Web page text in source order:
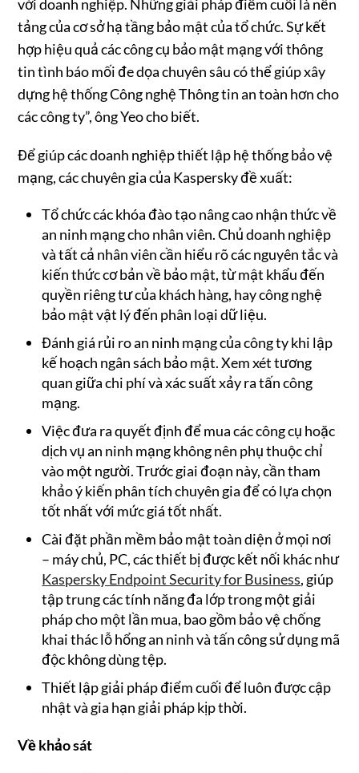
với doanh nghiệp. Những giải pháp điểm cuối là nền
tảng của cơ sở hạ tầng bảo mật của tổ chức. Sự kết
hợp hiệu quả các công cụ bảo mật mạng với thông
tin tình báo mối đe dọa chuyên sâu có thể giúp xây
dựng hệ thống Công nghệ Thông tin an toàn hơn cho
các công ty”, ông Yeo cho biết.
Để giúp các doanh nghiệp thiết lập hệ thống bảo vệ
mạng, các chuyên gia của Kaspersky đề xuất:
Tổ chức các khóa đào tạo nâng cao nhận thức về
an ninh mạng cho nhân viên. Chủ doanh nghiệp
và tất cả nhân viên cần hiểu rõ các nguyên tắc và
kiến thức cơ bản về bảo mật, từ mật khẩu đến
quyền riêng tư của khách hàng, hay công nghệ
bảo mật vật lý đến phân loại dữ liệu.
Đánh giá rủi ro an ninh mạng của công ty khi lập
kế hoạch ngân sách bảo mật. Xem xét tương
quan giữa chi phí và xác suất xảy ra tấn công
mạng.
Việc đưa ra quyết định để mua các công cụ hoặc
dịch vụ an ninh mạng không nên phụ thuộc chỉ
vào một người. Trước giai đoạn này, cần tham
khảo ý kiến phân tích chuyên gia để có lựa chọn
tốt nhất với mức giá tốt nhất.
Cài đặt phần mềm bảo mật toàn diện ở mọi nơi
– máy chủ, PC, các thiết bị được kết nối khác như
Kaspersky Endpoint Security for Business, giúp
tập trung các tính năng đa lớp trong một giải
pháp cho một lần mua, bao gồm bảo vệ chống
khai thác lỗ hổng an ninh và tấn công sử dụng mã
độc không dùng tệp.
Thiết lập giải pháp điểm cuối để luôn được cập
nhật và gia hạn giải pháp kịp thời.
Về khảo sát